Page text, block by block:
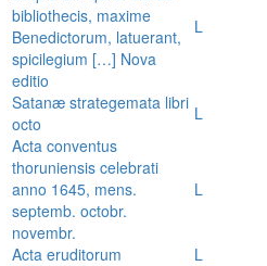
bibliothecis, maxime
Benedictorum, latuerant,
spicilegium […] Nova
editio
L
Satanæ strategemata libri
octo
L
Acta conventus
thoruniensis celebrati
anno 1645, mens.
septemb. octobr.
novembr.
L
Acta eruditorum
L